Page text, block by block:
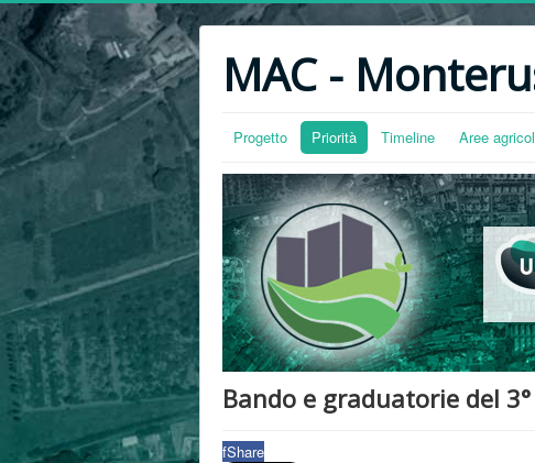
MAC -
Progetto Priorità Timeline Aree
Bando e graduatorie del
fShare